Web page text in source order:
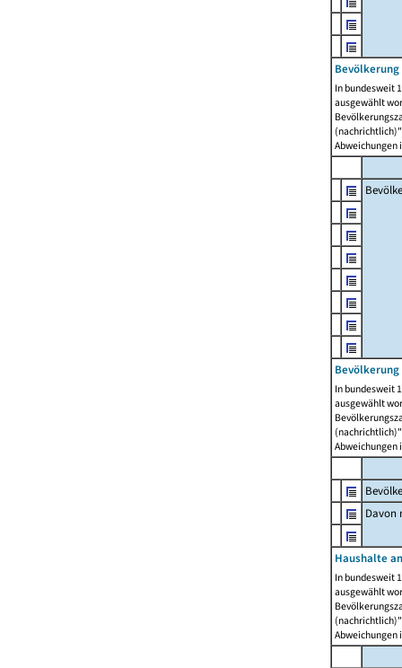
In bundesweit
ausgewählt
Abweichungen
In bundesweit
ausgewählt
Abweichungen
Davon
Haushalte
In bundesweit
ausgewählt
Abweichungen